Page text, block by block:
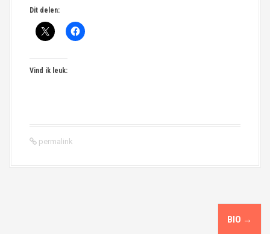
Dit delen:
Vind ik leuk:
permalink
BIO →